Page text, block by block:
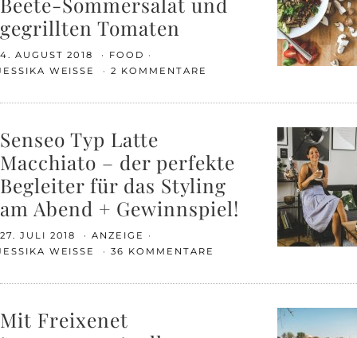
gegrillten Tomaten
4. AUGUST 2018
FOOD
WEISSE
2 KOMMENTARE
Senseo Typ Latte
Macchiato – der perfekte
Begleiter für das Styling
am Abend + Gewinnspiel!
27. JULI 2018
ANZEIGE
WEISSE
36 KOMMENTARE
Mit Freixenet